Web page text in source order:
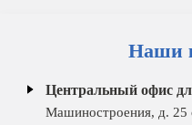
Наши
Центральный офис
Машиностроения, д. 25